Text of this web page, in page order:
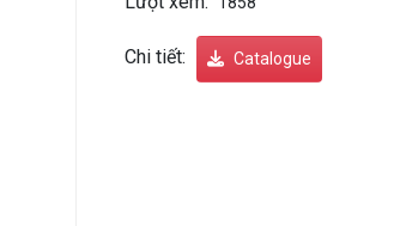
Chi tiết: Catalogue